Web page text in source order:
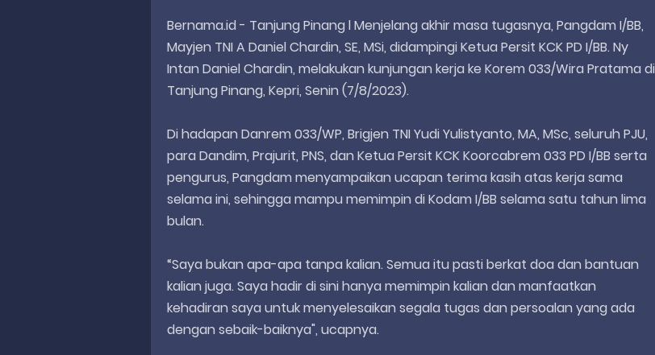
Bernama.id - Tanjung Pinang l Menjelang akhir masa tugasnya, Pangdam I/BB,
Mayjen TNI A Daniel Chardin, SE, MSi, didampingi Ketua Persit KCK PD I/BB. Ny
Intan Daniel Chardin, melakukan kunjungan kerja ke Korem 033/Wira Pratama di
Tanjung Pinang, Kepri, Senin (7/8/2023).
Di hadapan Danrem 033/WP, Brigjen TNI Yudi Yulistyanto, MA, MSc, seluruh PJU,
para Dandim, Prajurit, PNS, dan Ketua Persit KCK Koorcabrem 033 PD I/BB serta
pengurus, Pangdam menyampaikan ucapan terima kasih atas kerja sama
selama ini, sehingga mampu memimpin di Kodam I/BB selama satu tahun lima
bulan.
“Saya bukan apa-apa tanpa kalian. Semua itu pasti berkat doa dan bantuan
kalian juga. Saya hadir di sini hanya memimpin kalian dan manfaatkan
kehadiran saya untuk menyelesaikan segala tugas dan persoalan yang ada
dengan sebaik-baiknya", ucapnya.